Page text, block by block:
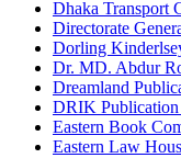
Dhaka Transport
Directorate
Dorling
Dr. MD. Abdur
Dreamland
DRIK
Eastern Book
Eastern Law